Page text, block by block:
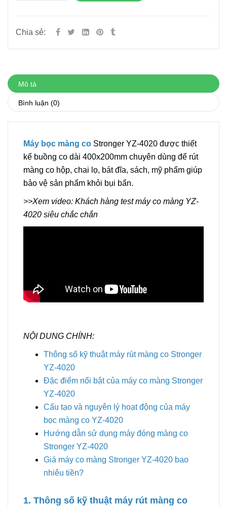
Chia sẻ:
Mô tả
Bình luận (0)
Máy bọc màng co Stronger YZ-4020 được thiết
kế buồng co dài 400x200mm chuyên dùng để rút
màng co hộp, chai lọ, bát đĩa, sách, mỹ phẩm giúp
bảo vệ sản phẩm khỏi bụi bẩn.
>>Xem video: Khách hàng test máy co màng YZ-
4020 siêu chắc chắn
NỘI DUNG CHÍNH:
Thông số kỹ thuật máy rút màng co Stronger
YZ-4020
Đặc điểm nổi bật của máy co màng Stronger
YZ-4020
Cấu tạo và nguyên lý hoạt động của máy
bọc màng co YZ-4020
Hướng dẫn sử dụng máy đóng màng co
Stronger YZ-4020
Giá máy co màng Stronger YZ-4020 bao
nhiêu tiền?
1. Thông số kỹ thuật máy rút màng co